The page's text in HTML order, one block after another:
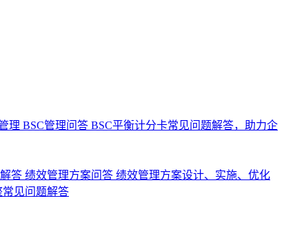
理 BSC管理问答 BSC平衡计分卡常见问题解答，助力企
答 绩效管理方案问答 绩效管理方案设计、实施、优化
见问题解答